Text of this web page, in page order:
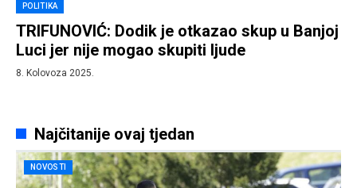
POLITIKA
TRIFUNOVIĆ: Dodik je otkazao skup u Banjoj
Luci jer nije mogao skupiti ljude
8. Kolovoza 2025.
Najčitanije ovaj tjedan
NOVOSTI